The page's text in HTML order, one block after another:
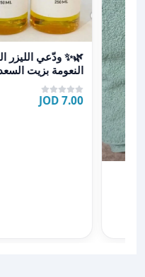
عرض تفاصيل 🌿✨
🌿✨ ودّعي الليزر
النعومة بزيت
الحجز، الألم،
7.00 JOD